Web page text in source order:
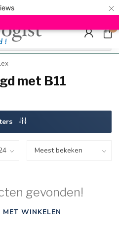
×
| Minimum
Hızlı
0
met B11
gevonden!
MET WINKELEN